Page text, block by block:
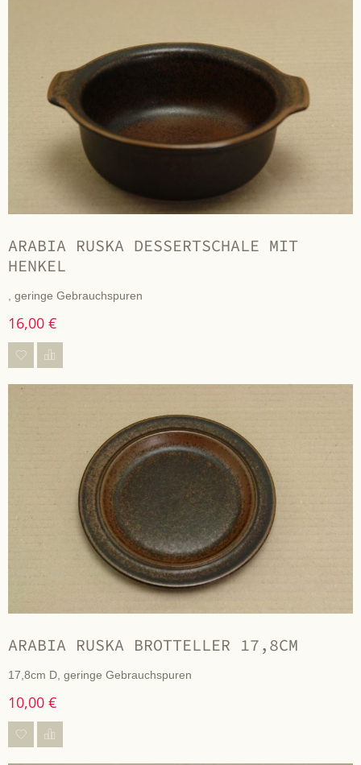
ARABIA RUSKA DESSERTSCHALE MIT
HENKEL
, geringe Gebrauchspuren
16,00 €
ARABIA RUSKA BROTTELLER 17,8CM
17,8cm D, geringe Gebrauchspuren
10,00 €